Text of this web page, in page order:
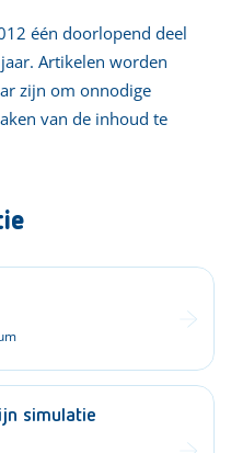
één doorlopend deel
Artikelen worden
zijn om onnodige
van de inhoud te
simulatie